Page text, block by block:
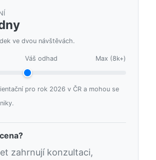
ve dvou návštěvách.
Váš odhad Max (8k+)
pro rok 2026 v ČR a mohou se
zahrnují konzultaci,